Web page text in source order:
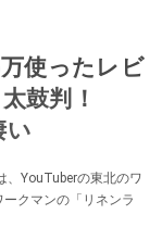
使ったレビ
鼓判！
い
、YouTuberの東北のワ
クマンの「リネンラ